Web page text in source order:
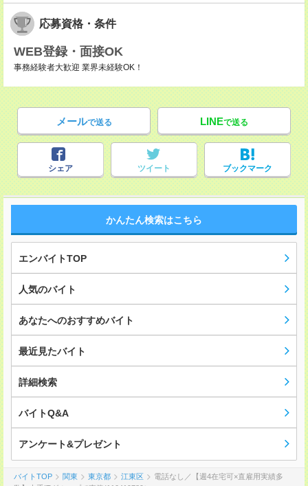
応募資格・条件
WEB登録・面接OK
事務経験者大歓迎 業界未経験OK！
メールで送る LINEで送る
シェア ツイート ブックマーク
かんたん検索はこちら
エンバイトTOP
人気のバイト
あなたへのおすすめバイト
最近見たバイト
詳細検索
バイトQ&A
アンケート&プレゼント
バイトTOP 関東 東京都 江東区
電話なし／【週4在宅可×直雇用実績多